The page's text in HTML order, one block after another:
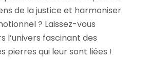
de la justice et harmoniser
? Laissez-vous
l’univers fascinant des
pierres qui leur sont liées !